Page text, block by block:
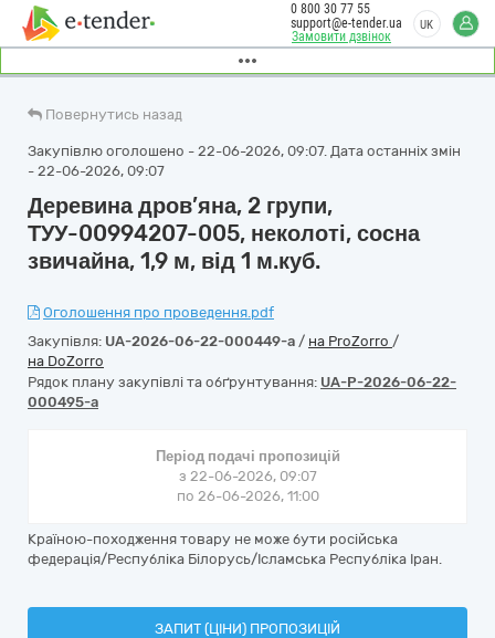
Замовити дзвінок
0 800 30 77 55
support@e-tender.ua
UK
Повернутись назад
Закупівлю оголошено - 22-06-2026, 09:07. Дата останніх змін
- 22-06-2026, 09:07
Деревина дров’яна, 2 групи,
ТУУ-00994207-005, неколоті, сосна
звичайна, 1,9 м, від 1 м.куб.
Оголошення про проведення.pdf
Закупівля: UA-2026-06-22-000449-a / на ProZorro /
на DoZorro
Рядок плану закупівлі та обґрунтування: UA-P-2026-06-22-
000495-a
Період подачі пропозицій
з 22-06-2026, 09:07
по 26-06-2026, 11:00
Країною-походження товару не може бути російська
федерація/Республіка Білорусь/Ісламська Республіка Іран.
ЗАПИТ (ЦІНИ) ПРОПОЗИЦІЙ